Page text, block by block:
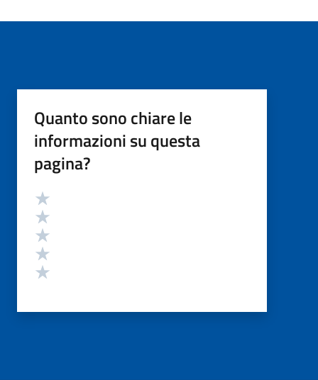
Quanto sono chiare le
informazioni su questa
pagina?
Valutazione